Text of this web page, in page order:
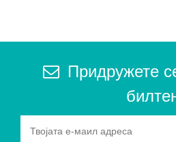
Придружете